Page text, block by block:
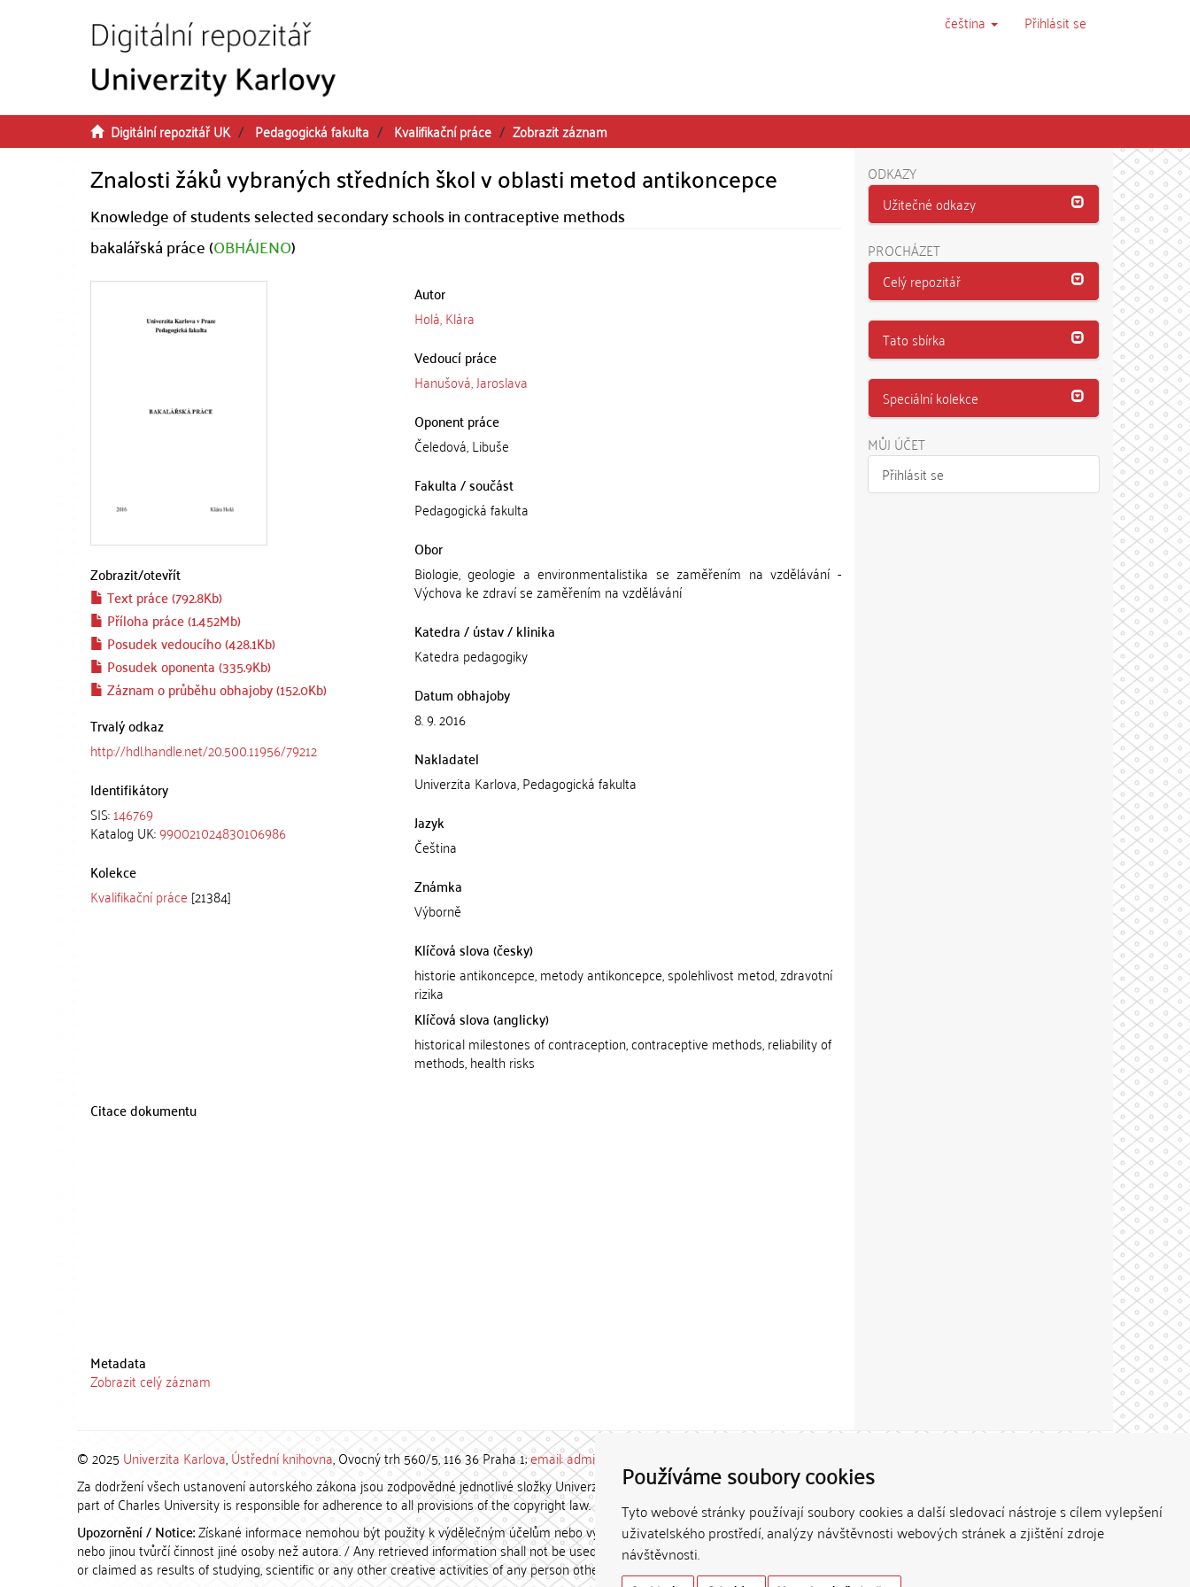
Používáme soubory cookies
Tyto webové stránky používají soubory cookies a další sledovací nástroje s cílem vylepšení
uživatelského prostředí, analýzy návštěvnosti webových stránek a zjištění zdroje
návštěvnosti.
čeština Přihlásit se
Digitální repozitář UK Pedagogická fakulta Kvalifikační práce Zobrazit záznam
Znalosti žáků vybraných středních škol v oblasti metod antikoncepce
Knowledge of students selected secondary schools in contraceptive methods
bakalářská práce (OBHÁJENO)
Zobrazit/otevřít
Text práce (792.8Kb)
Příloha práce (1.452Mb)
Posudek vedoucího (428.1Kb)
Posudek oponenta (335.9Kb)
Záznam o průběhu obhajoby (152.0Kb)
Trvalý odkaz
http://hdl.handle.net/20.500.11956/79212
Identifikátory
SIS:146769
Katalog UK:990021024830106986
Kolekce
Kvalifikační práce [21384]
Autor
Holá, Klára
Vedoucí práce
Hanušová, Jaroslava
Oponent práce
Čeledová, Libuše
Fakulta / součást
Pedagogická fakulta
Obor
Biologie, geologie a environmentalistika se zaměřením na vzdělávání -
Výchova ke zdraví se zaměřením na vzdělávání
Katedra / ústav / klinika
Katedra pedagogiky
Datum obhajoby
8. 9. 2016
Nakladatel
Univerzita Karlova, Pedagogická fakulta
Jazyk
Čeština
Známka
Výborně
Klíčová slova (česky)
historie antikoncepce, metody antikoncepce, spolehlivost metod, zdravotní
rizika
Klíčová slova (anglicky)
historical milestones of contraception, contraceptive methods, reliability of
methods, health risks
Citace dokumentu
Metadata
Zobrazit celý záznam
ODKAZY
Užitečné odkazy
PROCHÁZET
Celý repozitář
Tato sbírka
Speciální kolekce
MŮJ ÚČET
Přihlásit se
© 2025 Univerzita Karlova,Ústřední knihovna, Ovocný trh 560/5, 116 36 Praha 1;email: admin-repozitar [at] cuni.cz
Za dodržení všech ustanovení autorského zákona jsou zodpovědné jednotlivé složky Univerzity Karlovy. / Each constituent
part of Charles University is responsible for adherence to all provisions of the copyright law.
Upozornění / Notice:Získané informace nemohou být použity k výdělečným účelům nebo vydávány za studijní, vědeckou
nebo jinou tvůrčí činnost jiné osoby než autora. / Any retrieved information shall not be used for any commercial purposes
or claimed as results of studying, scientific or any other creative activities of any person other than the author.